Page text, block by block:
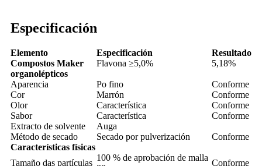
Especificación
Elemento Especificación
Resultado
Compostos Maker
Flavona ≥5,0%
5,18%
organolépticos
Aparencia
Po fino
Conforme
Cor
Marrón
Conforme
Olor
Característica
Conforme
Sabor
Característica
Conforme
Extracto de solvente
Auga
Método de secado
Secado por pulverización
Conforme
Características físicas
Tamaño das partículas
100 % de aprobación de malla
Conforme